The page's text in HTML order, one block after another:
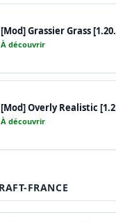
[Mod] Grassier Grass
À découvrir
[Mod] Overly Realistic
À découvrir
FRANCE